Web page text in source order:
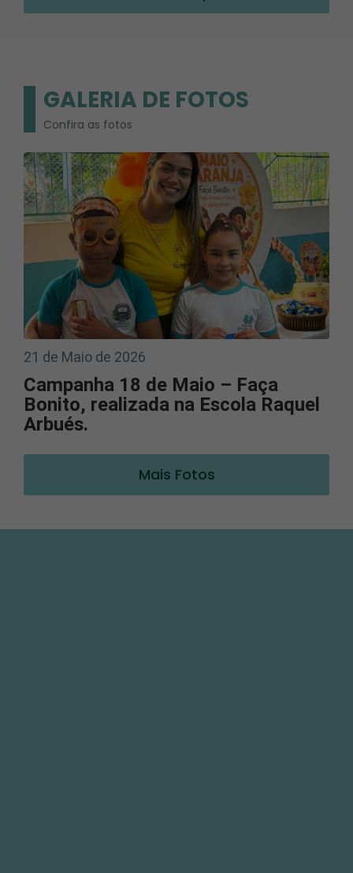
GALERIA DE FOTOS
Confira as fotos
21 de Maio de 2026
Campanha 18 de Maio – Faça
Bonito, realizada na Escola Raquel
Arbués.
Mais Fotos